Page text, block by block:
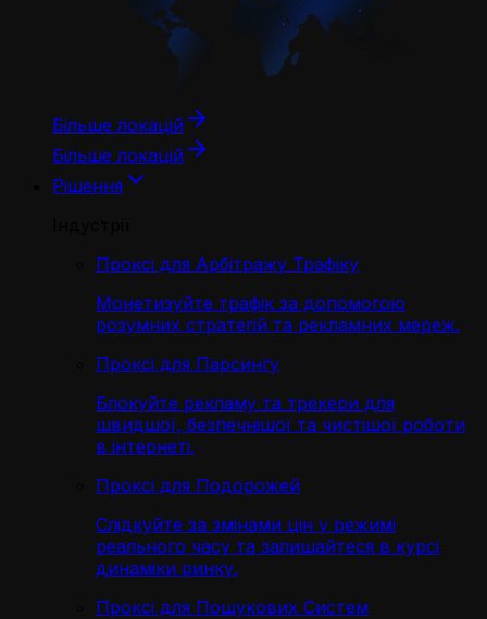
Більше локацій
Більше локацій
Рішення
Проксі для Арбітражу Трафіку
Монетизуйте трафік за допомогою
розумних стратегій та рекламних мереж.
Проксі для Парсингу
Блокуйте рекламу та трекери для
швидшої, безпечнішої та чистішої роботи
в інтернеті.
Проксі для Подорожей
Слідкуйте за змінами цін у режимі
реального часу та залишайтеся в курсі
динаміки ринку.
Проксі для Пошукових Систем